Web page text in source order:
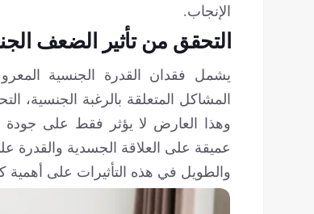
الإنجاب.
التحقق من تأثير الضعف
يشمل فقدان القدرة الجنسية
المشاكل المتعلقة بالرغبة الجنسية،
وهذا العارض لا يؤثر فقط على جودة
عميقة على العلاقة الجسدية والقدرة
والطويل في هذه التأثيرات على